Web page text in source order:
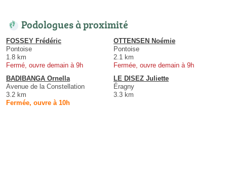
Podologues à proximité
FOSSEY Frédéric
Pontoise
1.8 km
Fermé, ouvre demain à 9h
OTTENSEN Noémie
Pontoise
2.1 km
Fermée, ouvre demain à 9h
BADIBANGA Ornella
Avenue de la Constellation
3.2 km
Fermée, ouvre à 10h
LE DISEZ Juliette
Éragny
3.3 km